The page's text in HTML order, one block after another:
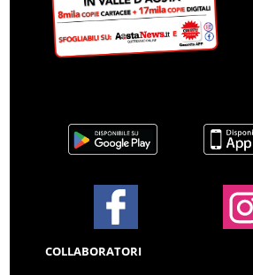
COLLABORATORI